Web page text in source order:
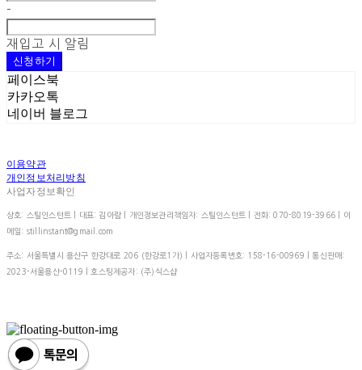
-
재입고 시 알림
신청하기
페이스북
카카오톡
네이버 블로그
이용약관
개인정보처리방침
사업자정보확인
상호: 스틸인스턴트 | 대표: 김아람 | 개인정보관리책임자: 스틸인스턴트 | 전화: 070-8019-3966 | 이
메일: stillinstant@gmail.com
주소: 서울특별시 용산구 한강대로 206 (한강로1가) | 사업자등록번호: 158-16-00969 | 통신판매:
2023-서울용산-0119 | 호스팅제공자: (주)식스샵